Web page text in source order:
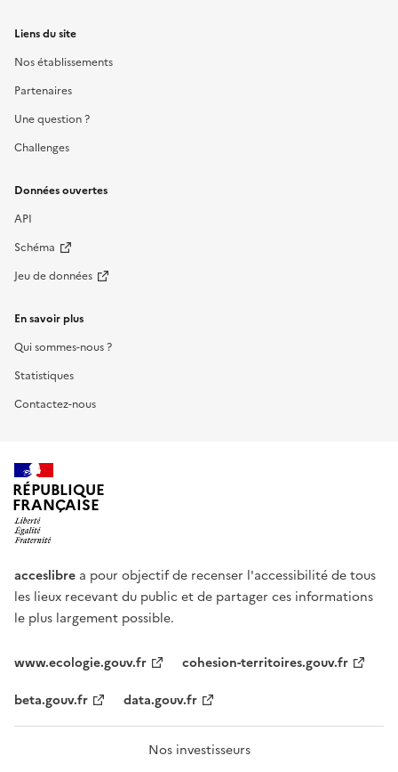
Liens du site
Nos établissements
Partenaires
Une question ?
Challenges
Données ouvertes
API
Schéma
Jeu de données
En savoir plus
Qui sommes-nous ?
Statistiques
Contactez-nous
RÉPUBLIQUE
FRANÇAISE
acceslibre a pour objectif de recenser l'accessibilité de tous
les lieux recevant du public et de partager ces informations
le plus largement possible.
www.ecologie.gouv.fr
cohesion-territoires.gouv.fr
beta.gouv.fr
data.gouv.fr
Nos investisseurs